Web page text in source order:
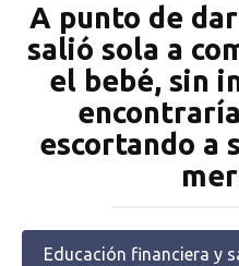
A punto de
salió sola a
el bebé, sin
escortando a
Educación financiera y